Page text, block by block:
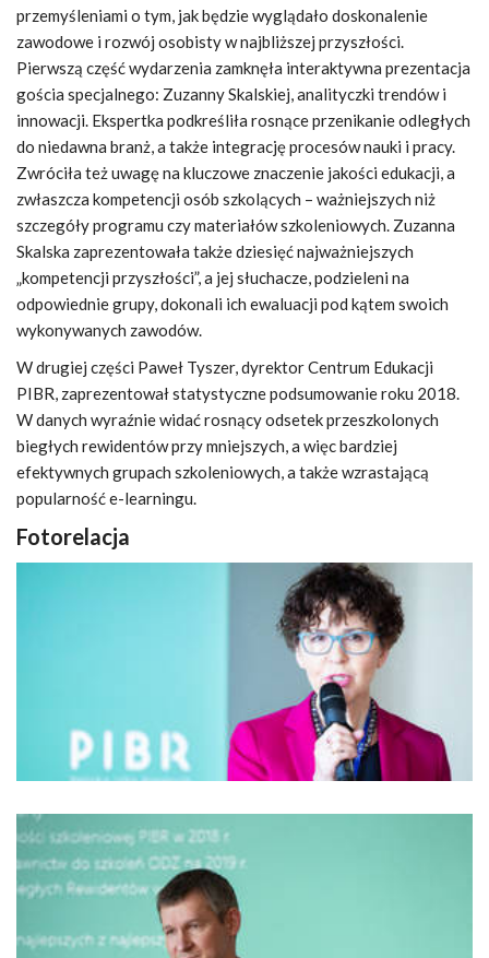
przemyśleniami o tym, jak będzie wyglądało doskonalenie
zawodowe i rozwój osobisty w najbliższej przyszłości.
Pierwszą część wydarzenia zamknęła interaktywna prezentacja
gościa specjalnego: Zuzanny Skalskiej, analityczki trendów i
innowacji. Ekspertka podkreśliła rosnące przenikanie odległych
do niedawna branż, a także integrację procesów nauki i pracy.
Zwróciła też uwagę na kluczowe znaczenie jakości edukacji, a
zwłaszcza kompetencji osób szkolących – ważniejszych niż
szczegóły programu czy materiałów szkoleniowych. Zuzanna
Skalska zaprezentowała także dziesięć najważniejszych
„kompetencji przyszłości”, a jej słuchacze, podzieleni na
odpowiednie grupy, dokonali ich ewaluacji pod kątem swoich
wykonywanych zawodów.
W drugiej części Paweł Tyszer, dyrektor Centrum Edukacji
PIBR, zaprezentował statystyczne podsumowanie roku 2018.
W danych wyraźnie widać rosnący odsetek przeszkolonych
biegłych rewidentów przy mniejszych, a więc bardziej
efektywnych grupach szkoleniowych, a także wzrastającą
popularność e-learningu.
Fotorelacja